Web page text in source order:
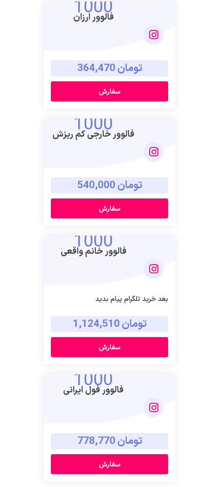
1000
فالوور ارزان
تومان 364,470
سفارش
1000
فالوور خارجی کم ریزش
تومان 540,000
سفارش
1000
فالوور خانم واقعی
بعد خرید تلگرام پیام بدید
تومان 1,124,510
سفارش
1000
فالوور فول ایرانی
تومان 778,770
سفارش